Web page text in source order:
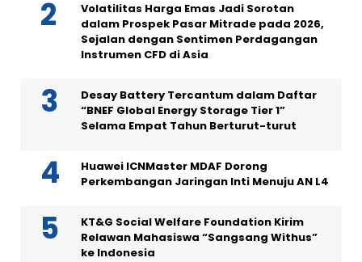
Volatilitas Harga Emas Jadi Sorotan
dalam Prospek Pasar Mitrade pada 2026,
Sejalan dengan Sentimen Perdagangan
Instrumen CFD di Asia
Desay Battery Tercantum dalam Daftar
“BNEF Global Energy Storage Tier 1”
Selama Empat Tahun Berturut-turut
Huawei ICNMaster MDAF Dorong
Perkembangan Jaringan Inti Menuju AN L4
KT&G Social Welfare Foundation Kirim
Relawan Mahasiswa “Sangsang Withus”
ke Indonesia